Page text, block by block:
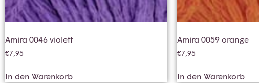
Amira 0046 violett
€7,95
In den Warenkorb
Amira 0059 orange
€7,95
In den Warenkorb